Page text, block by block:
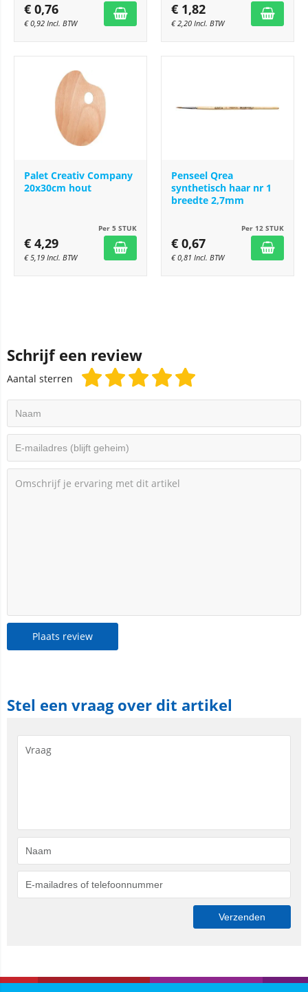
€ 0,76
€0,92 Incl. BTW
€ 1,82
€2,20 Incl. BTW
Palet Creativ Company
20x30cm hout
Per 5 STUK
€ 4,29
€5,19 Incl. BTW
Penseel Qrea
synthetisch haar nr 1
breedte 2,7mm
Per 12 STUK
€ 0,67
€0,81 Incl. BTW
Schrijf een review
Aantal sterren
Plaats review
Stel een vraag over dit artikel